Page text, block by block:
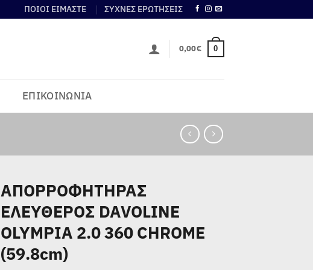
ΠΟΙΟΙ ΕΙΜΑΣΤΕ ΣΥΧΝΕΣ ΕΡΩΤΗΣΕΙΣ
0,00€ 0
ΕΠΙΚΟΙΝΩΝΙΑ
ΑΠΟΡΡΟΦΗΤΗΡΑΣ
ΕΛΕΥΘΕΡΟΣ DAVOLINE
OLYMPIA 2.0 360 CHROME
(59.8cm)